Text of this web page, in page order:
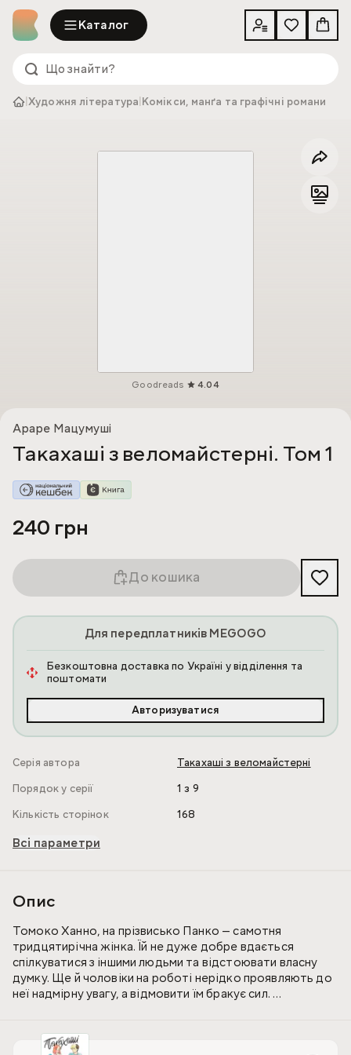
Каталог
|Художня література Комікси, манґа та графічні романи
Goodreads 4.04
Араре Мацумуші
Такахаші з веломайстерні. Том 1
240 грн
До кошика
Для передплатників MEGOGO
Безкоштовна доставка по Україні у відділення та
поштомати
Авторизуватися
Серія автора
Такахаші з веломайстерні
Порядок у серії
1 з 9
Кількість сторінок
168
Всі параметри
Опис
Томоко Ханно, на прізвисько Панко — самотня
тридцятирічна жінка. Їй не дуже добре вдається
спілкуватися з іншими людьми та відстоювати власну
думку. Ще й чоловіки на роботі нерідко проявляють до
неї надмірну увагу, а відмовити їм бракує сил.
жінка зустрічає Рьохея Такахаші з місцевої